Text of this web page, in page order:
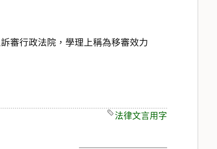
審行政法院，學理上稱為移審效力
法律文言用字